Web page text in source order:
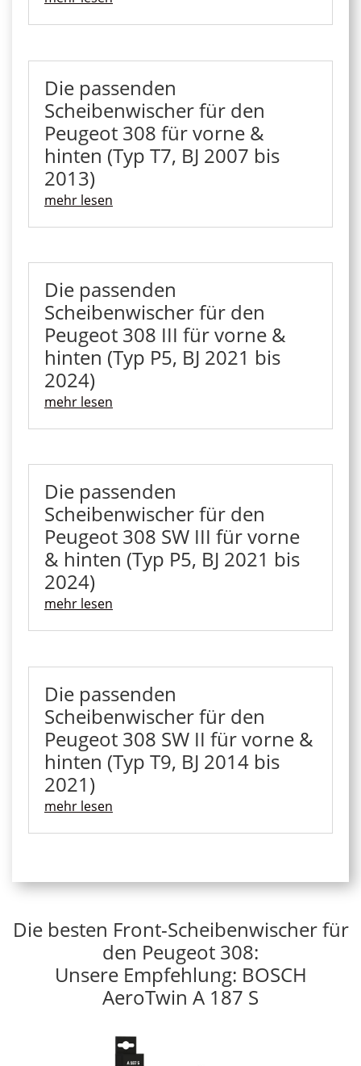
Die passenden
Scheibenwischer für den
Peugeot 308 für vorne &
hinten (Typ T7, BJ 2007 bis
2013)
mehr lesen
Die passenden
Scheibenwischer für den
Peugeot 308 III für vorne &
hinten (Typ P5, BJ 2021 bis
2024)
mehr lesen
Die passenden
Scheibenwischer für den
Peugeot 308 SW III für vorne
& hinten (Typ P5, BJ 2021 bis
2024)
mehr lesen
Die passenden
Scheibenwischer für den
Peugeot 308 SW II für vorne &
hinten (Typ T9, BJ 2014 bis
2021)
mehr lesen
Die besten Front-Scheibenwischer für
den Peugeot 308:
Unsere Empfehlung: BOSCH
AeroTwin A 187 S